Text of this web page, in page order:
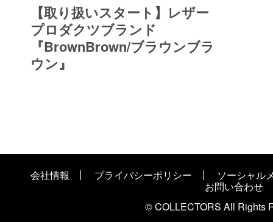
【取り扱いスタート】レザー
プロダクツブランド
『BrownBrown/ブラウンブラ
ウン』
会社情報 プライバシーポリシー
ソーシャル
お問い合わせ
© COLLECTORS All Rights